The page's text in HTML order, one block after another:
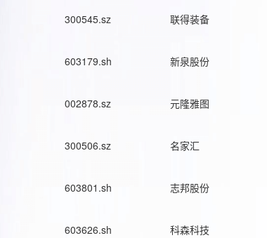
300545.sz 联得装备
603179.sh 新泉股份
002878.sz 元隆雅图
300506.sz 名家汇
603801.sh 志邦股份
603626.sh 科森科技